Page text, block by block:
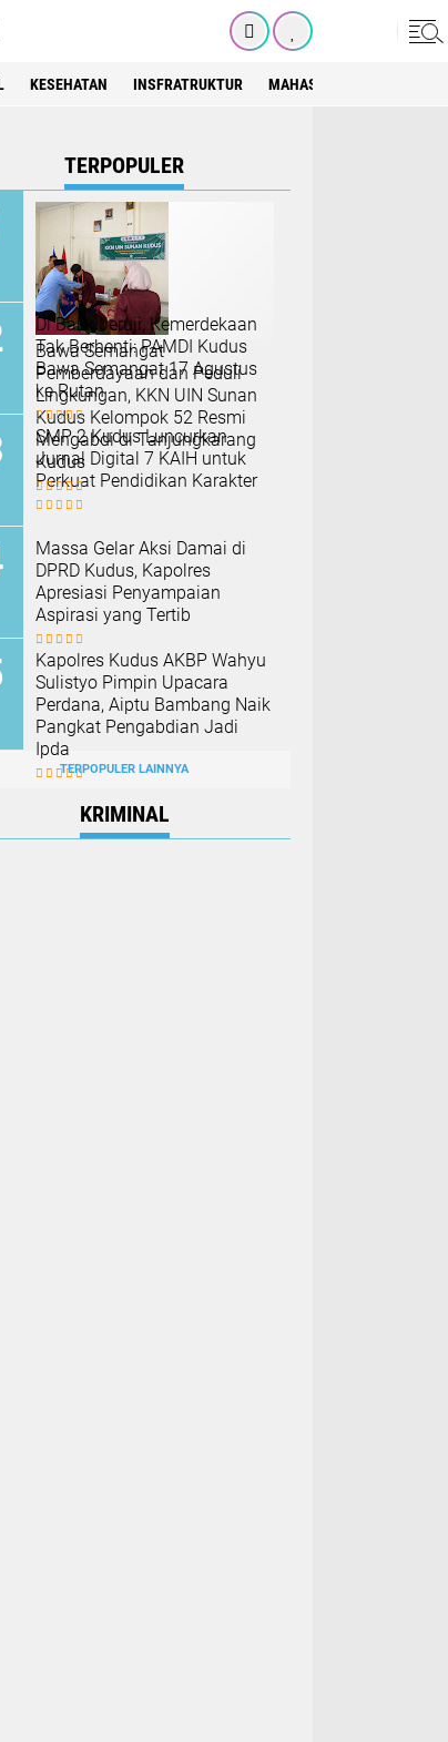
KESEHATAN INSFRATRUKTUR MAHASISWA
TERPOPULER
Bawa Semangat
Pemberdayaan dan Peduli
Lingkungan, KKN UIN Sunan
Kudus Kelompok 52 Resmi
Mengabdi di Tanjungkarang
Kudus
Di Balik Jeruji, Kemerdekaan
Tak Berhenti: PAMDI Kudus
Bawa Semangat 17 Agustus
ke Rutan
SMP 2 Kudus Luncurkan
Jurnal Digital 7 KAIH untuk
Perkuat Pendidikan Karakter
Massa Gelar Aksi Damai di
DPRD Kudus, Kapolres
Apresiasi Penyampaian
Aspirasi yang Tertib
Kapolres Kudus AKBP Wahyu
Sulistyo Pimpin Upacara
Perdana, Aiptu Bambang Naik
Pangkat Pengabdian Jadi
Ipda
TERPOPULER LAINNYA
KRIMINAL